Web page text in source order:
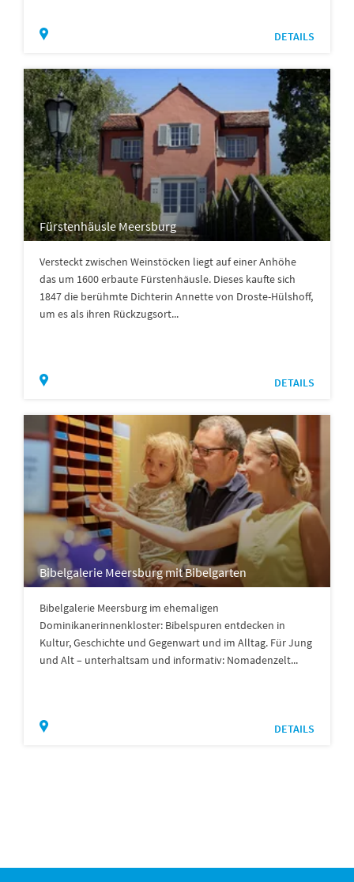
DETAILS
Fürstenhäusle Meersburg
Versteckt zwischen Weinstöcken liegt auf einer Anhöhe
das um 1600 erbaute Fürstenhäusle. Dieses kaufte sich
1847 die berühmte Dichterin Annette von Droste-Hülshoff,
um es als ihren Rückzugsort...
DETAILS
Bibelgalerie Meersburg mit Bibelgarten
Bibelgalerie Meersburg im ehemaligen
Dominikanerinnenkloster: Bibelspuren entdecken in
Kultur, Geschichte und Gegenwart und im Alltag. Für Jung
und Alt – unterhaltsam und informativ: Nomadenzelt...
DETAILS